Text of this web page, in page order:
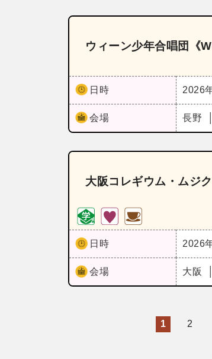
ウィーン少年合唱団《
日時 2026
会場 長野
大阪コレギウム・ムジ
日時 2026
会場 大阪
1 2